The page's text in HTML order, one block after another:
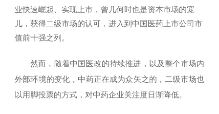
业快速崛起、实现上市，曾几何时也是资本市场的宠
儿，获得二级市场的认可，进入到中国医药上市公司市
值前十强之列。
然而，随着中国医改的持续推进，以及整个市场内
外部环境的变化，中药正在成为众矢之的，二级市场也
以用脚投票的方式，对中药企业关注度日渐降低。